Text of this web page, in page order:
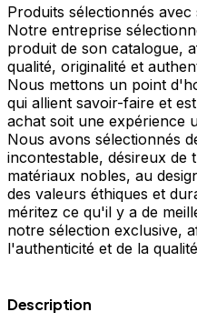
Produits sélectionnés avec
Notre entreprise
produit de son catalogue,
qualité, originalité et
Nous mettons un point
qui allient savoir-faire et
achat soit une expérience
Nous avons sélectionnés
incontestable, désireux de
matériaux nobles, au
des valeurs éthiques et
méritez ce qu'il y a de
notre sélection exclusive,
l'authenticité et de la
Description